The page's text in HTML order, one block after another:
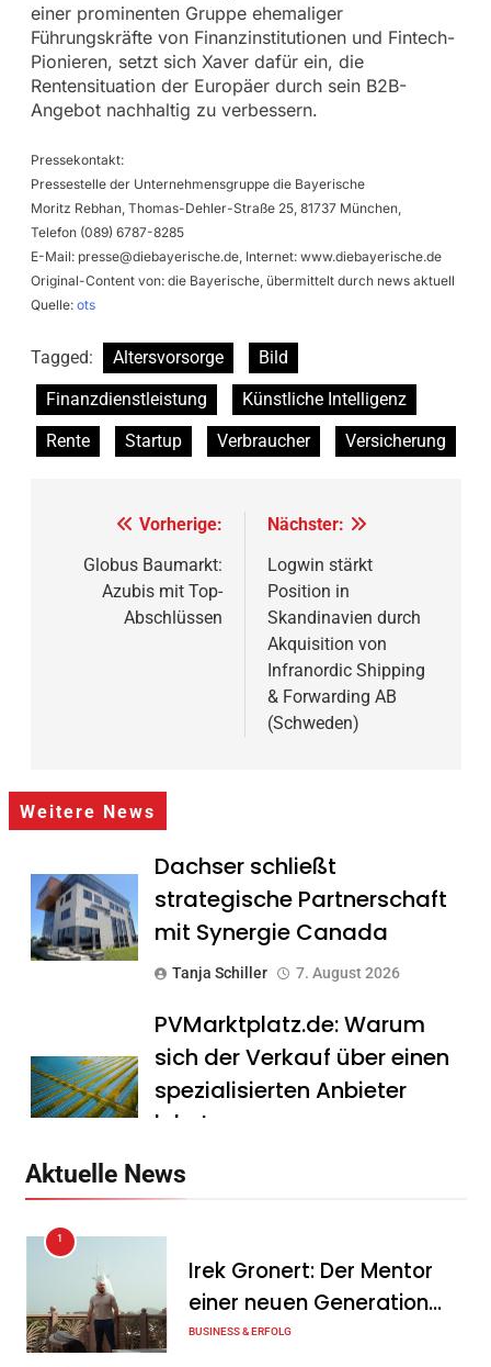
einer prominenten Gruppe ehemaliger
Führungskräfte von Finanzinstitutionen und Fintech-
Pionieren, setzt sich Xaver dafür ein, die
Rentensituation der Europäer durch sein B2B-
Angebot nachhaltig zu verbessern.
Pressekontakt:
Pressestelle der Unternehmensgruppe die Bayerische
Moritz Rebhan, Thomas-Dehler-Straße 25, 81737 München,
Telefon (089) 6787-8285
E-Mail: presse@diebayerische.de, Internet: www.diebayerische.de
Original-Content von: die Bayerische, übermittelt durch news aktuell
Quelle: ots
Tagged: Altersvorsorge
Bild
Finanzdienstleistung
Künstliche Intelligenz
Rente
Startup Verbraucher Versicherung
Beitragsnavigation
Vorherige:
Globus Baumarkt:
Azubis mit Top-
Abschlüssen
Nächster:
Logwin stärkt
Position in
Skandinavien durch
Akquisition von
Infranordic Shipping
& Forwarding AB
(Schweden)
Weitere News
Dachser schließt
strategische Partnerschaft
mit Synergie Canada
Tanja Schiller 7. August 2026
PVMarktplatz.de: Warum
sich der Verkauf über einen
spezialisierten Anbieter
lohnt
Mitarbeitergespräch pro
Jahr nichts verändert – und
was stattdessen
Aktuelle News
1
Irek Gronert: Der Mentor
einer neuen Generation
von Unternehmern
BUSINESS & ERFOLG